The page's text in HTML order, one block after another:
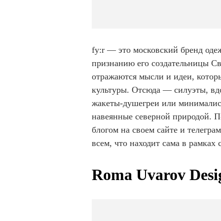
fy:r — это московский бренд
признанию его создательницы
отражаются мысли и идеи,
культуры. Отсюда — силуэты,
жакеты-душегреи или
навеянные северной природой.
блогом на своем сайте и
всем, что находит сама в
Roma Uvarov